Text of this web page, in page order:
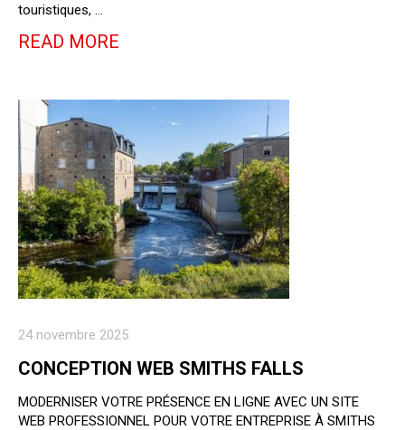
touristiques, …
READ MORE
24 novembre 2025
CONCEPTION WEB SMITHS FALLS
MODERNISER VOTRE PRÉSENCE EN LIGNE AVEC UN SITE
WEB PROFESSIONNEL POUR VOTRE ENTREPRISE À SMITHS